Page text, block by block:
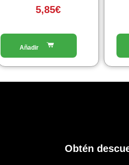
5,85€
Obtén